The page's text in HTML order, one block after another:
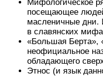
Мифологическое
посещающее
масленичные дни.
в славянских
«Большая Берта»,
неофициальное
обладающего
Этнос (и язык